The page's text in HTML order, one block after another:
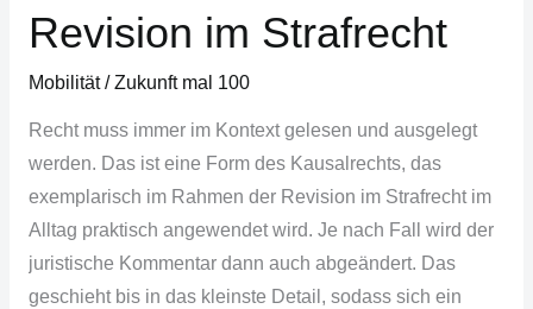
Revision im Strafrecht
Mobilität/Zukunft mal 100
Recht muss immer im Kontext gelesen und ausgelegt
werden. Das ist eine Form des Kausalrechts, das
exemplarisch im Rahmen der Revision im Strafrecht im
Alltag praktisch angewendet wird. Je nach Fall wird der
juristische Kommentar dann auch abgeändert. Das
geschieht bis in das kleinste Detail, sodass sich ein